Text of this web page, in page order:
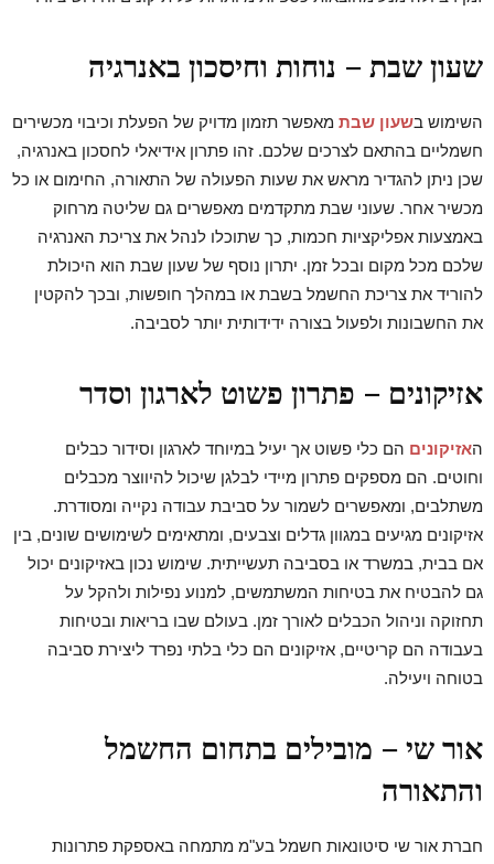
שעון שבת – נוחות וחיסכון באנרגיה
השימוש בשעון שבת מאפשר תזמון מדויק של הפעלת וכיבוי מכשירים
חשמליים בהתאם לצרכים שלכם. זהו פתרון אידיאלי לחסכון באנרגיה,
שכן ניתן להגדיר מראש את שעות הפעולה של התאורה, החימום או כל
מכשיר אחר. שעוני שבת מתקדמים מאפשרים גם שליטה מרחוק
באמצעות אפליקציות חכמות, כך שתוכלו לנהל את צריכת האנרגיה
שלכם מכל מקום ובכל זמן. יתרון נוסף של שעון שבת הוא היכולת
להוריד את צריכת החשמל בשבת או במהלך חופשות, ובכך להקטין
את החשבונות ולפעול בצורה ידידותית יותר לסביבה.
אזיקונים – פתרון פשוט לארגון וסדר
האזיקונים הם כלי פשוט אך יעיל במיוחד לארגון וסידור כבלים
וחוטים. הם מספקים פתרון מיידי לבלגן שיכול להיווצר מכבלים
משתלבים, ומאפשרים לשמור על סביבת עבודה נקייה ומסודרת.
אזיקונים מגיעים במגוון גדלים וצבעים, ומתאימים לשימושים שונים, בין
אם בבית, במשרד או בסביבה תעשייתית. שימוש נכון באזיקונים יכול
גם להבטיח את בטיחות המשתמשים, למנוע נפילות ולהקל על
תחזוקה וניהול הכבלים לאורך זמן. בעולם שבו בריאות ובטיחות
בעבודה הם קריטיים, אזיקונים הם כלי בלתי נפרד ליצירת סביבה
בטוחה ויעילה.
אור שי – מובילים בתחום החשמל
והתאורה
חברת אור שי סיטונאות חשמל בע"מ מתמחה באספקת פתרונות